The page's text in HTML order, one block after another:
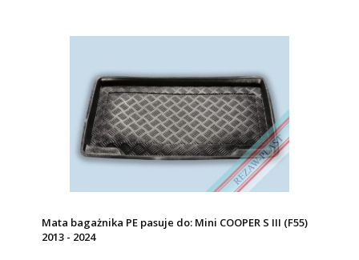
Mata bagażnika PE pasuje do: Mini COOPER S III (F55)
2013 - 2024